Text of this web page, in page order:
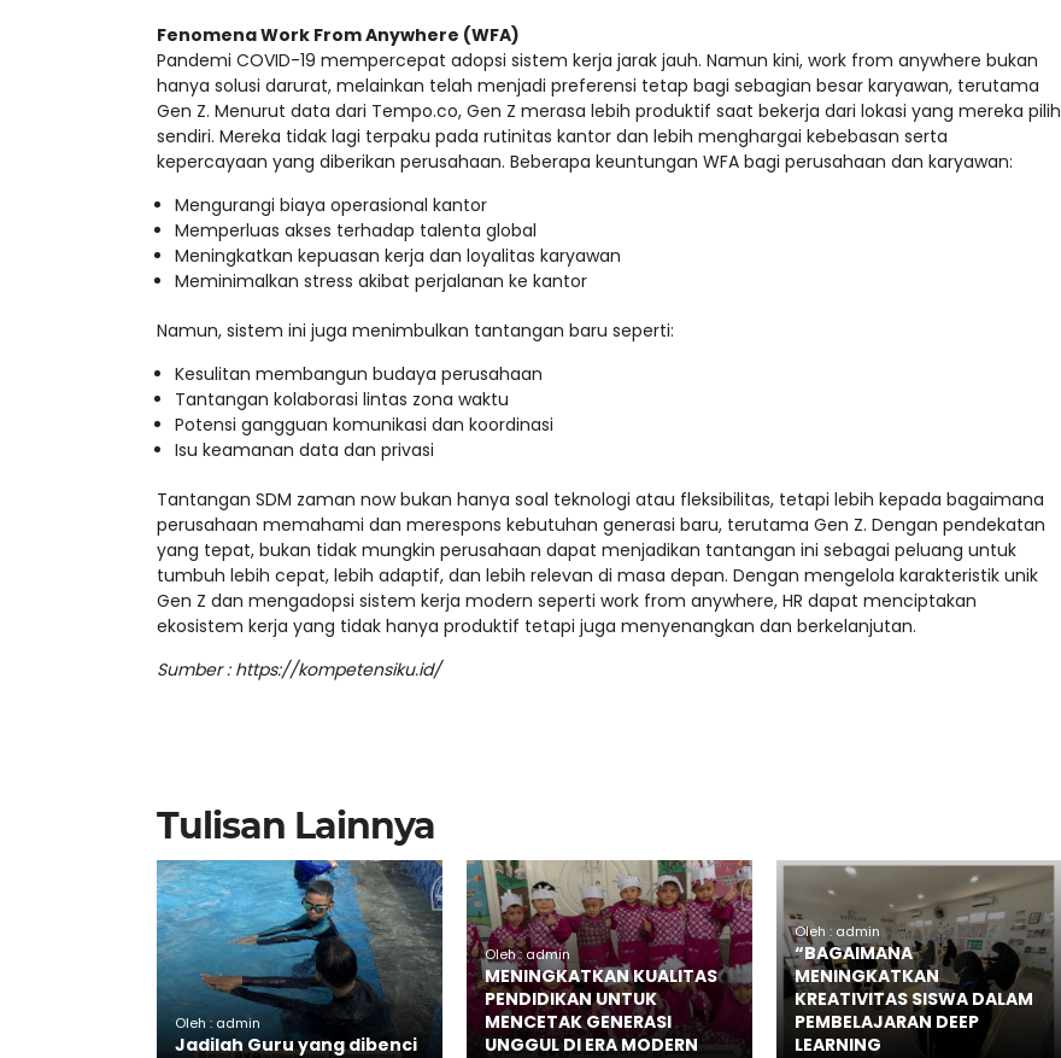
Fenomena Work From Anywhere (WFA)
Pandemi COVID-19 mempercepat adopsi sistem kerja jarak jauh. Namun kini, work from anywhere bukan
hanya solusi darurat, melainkan telah menjadi preferensi tetap bagi sebagian besar karyawan, terutama
Gen Z. Menurut data dari Tempo.co, Gen Z merasa lebih produktif saat bekerja dari lokasi yang mereka pilih
sendiri. Mereka tidak lagi terpaku pada rutinitas kantor dan lebih menghargai kebebasan serta
kepercayaan yang diberikan perusahaan. Beberapa keuntungan WFA bagi perusahaan dan karyawan:
Mengurangi biaya operasional kantor
Memperluas akses terhadap talenta global
Meningkatkan kepuasan kerja dan loyalitas karyawan
Meminimalkan stress akibat perjalanan ke kantor
Namun, sistem ini juga menimbulkan tantangan baru seperti:
Kesulitan membangun budaya perusahaan
Tantangan kolaborasi lintas zona waktu
Potensi gangguan komunikasi dan koordinasi
Isu keamanan data dan privasi
Tantangan SDM zaman now bukan hanya soal teknologi atau fleksibilitas, tetapi lebih kepada bagaimana
perusahaan memahami dan merespons kebutuhan generasi baru, terutama Gen Z. Dengan pendekatan
yang tepat, bukan tidak mungkin perusahaan dapat menjadikan tantangan ini sebagai peluang untuk
tumbuh lebih cepat, lebih adaptif, dan lebih relevan di masa depan. Dengan mengelola karakteristik unik
Gen Z dan mengadopsi sistem kerja modern seperti work from anywhere, HR dapat menciptakan
ekosistem kerja yang tidak hanya produktif tetapi juga menyenangkan dan berkelanjutan.
Sumber : https://kompetensiku.id/
Tulisan Lainnya
Oleh : admin
Jadilah Guru yang dibenci
Oleh : admin
MENINGKATKAN KUALITAS
PENDIDIKAN UNTUK
MENCETAK GENERASI
UNGGUL DI ERA MODERN
Oleh : admin
“BAGAIMANA
MENINGKATKAN
KREATIVITAS SISWA DALAM
PEMBELAJARAN DEEP
LEARNING